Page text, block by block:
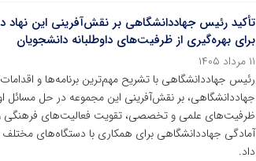
تأکید رئیس جهاددانشگاهی بر نقش‌آفرینی این
برای بهره‌گیری از ظرفیت‌های داوطلبانه دانشجویان
۱۱ مرداد ۱۴۰۵
رئیس جهاددانشگاهی با تشریح مهم‌ترین برنامه‌ها و
جهاددانشگاهی، بر نقش‌آفرینی این مجموعه در حل مسائل
ظرفیت‌های علمی و تخصصی، تقویت فعالیت‌های فرهنگی و
آمادگی جهاددانشگاهی برای همکاری با دستگاه‌های
داد.